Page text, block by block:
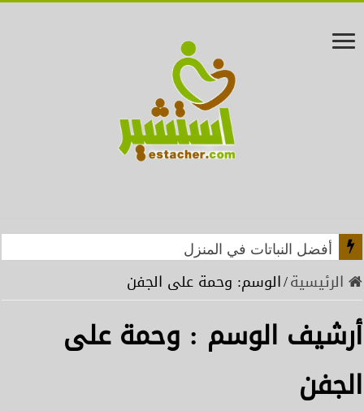
أفضل النباتات في المنزل
الرئيسية/الوسم: وحمة على الجفن
أرشيف الوسم : وحمة على
الجفن